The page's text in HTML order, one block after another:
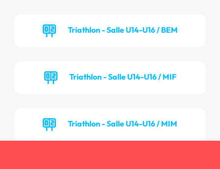
Triathlon - Salle U14-U16 / BEM
Triathlon - Salle U14-U16 / MIF
Triathlon - Salle U14-U16 / MIM